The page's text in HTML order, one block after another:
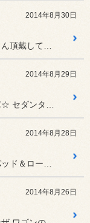
2014年8月30日
2014年8月29日
2014年8月28日
2014年8月26日